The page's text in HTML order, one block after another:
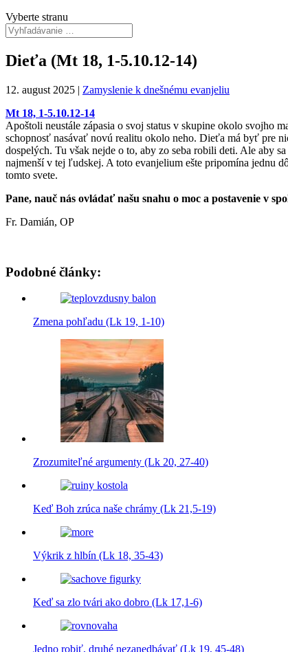
Vyberte stranu
Dieťa (Mt 18, 1-5.10.12-14)
12. august 2025 | Zamyslenie k dnešnému evanjeliu
Mt 18, 1-5.10.12-14
Apoštoli neustále zápasia o svoj status v skupine okolo svojho
schopnosť nasávať novú realitu okolo neho. Dieťa má byť pre
dospelých. Tu však nejde o to, aby zo seba robili deti. Ale aby
najmenší v tej ľudskej. A toto evanjelium ešte pripomína jednu
tomto svete.
Pane, nauč nás ovládať našu snahu o moc a postavenie v
Fr. Damián, OP
Podobné články:
Zmena pohľadu (Lk 19, 1-10)
Zrozumiteľné argumenty (Lk 20, 27-40)
Keď Boh zrúca naše chrámy (Lk 21,5-19)
Výkrik z hlbín (Lk 18, 35-43)
Keď sa zlo tvári ako dobro (Lk 17,1-6)
Jedno robiť, druhé nezanedbávať (Lk 19, 45-48)